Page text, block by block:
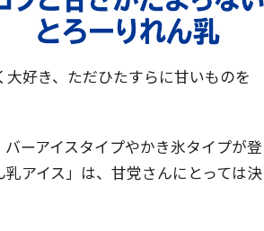
好き、ただひたすらに甘いものを
ーアイスタイプやかき氷タイプが登
アイス」は、甘党さんにとっては決